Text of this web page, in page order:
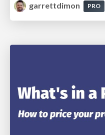
garrettdimon
PRO